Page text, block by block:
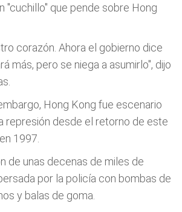
"cuchillo" que pende sobre Hong
corazón. Ahora el gobierno dice
más, pero se niega a asumirlo", dijo
Hong Kong fue escenario
represión desde el retorno de este
1997.
de unas decenas de miles de
por la policía con bombas de
y balas de goma.